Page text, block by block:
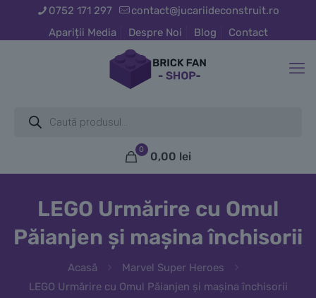
0752 171 297
contact@jucariideconstruit.ro
Apariții Media
Despre Noi Blog Contact
search
0
0,00 lei
LEGO Urmărire cu Omul
Păianjen și mașina închisorii
Acasă
Marvel Super Heroes
LEGO Urmărire cu Omul Păianjen și mașina închisorii